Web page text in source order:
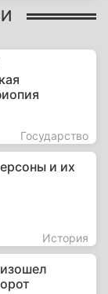
Государство
и их
История